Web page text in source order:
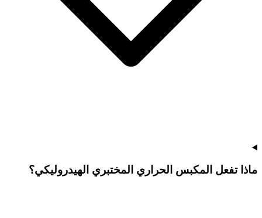
ماذا تفعل المكبس الحراري المختبري الهيدروليكي؟